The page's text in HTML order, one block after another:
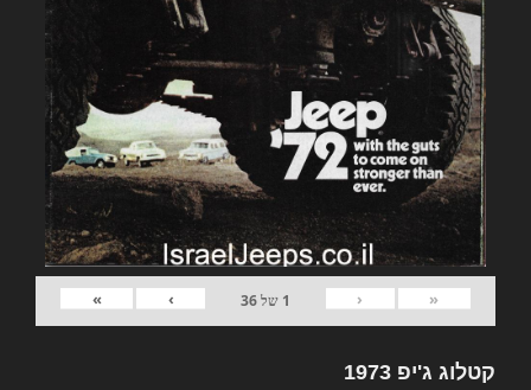
«
‹
1 של36
›
»
קטלוג ג'יפ 1973